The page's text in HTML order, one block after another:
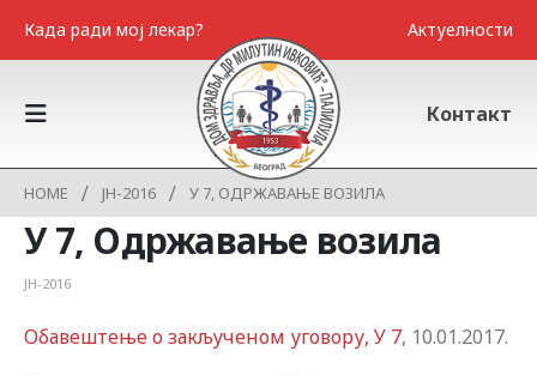
Када ради мој лекар? Актуелности
Контакт
HOME ЈН-2016 У 7, ОДРЖАВАЊЕ ВОЗИЛА
У 7, Одржавање возила
ЈН-2016
Oбавештење о закљученом уговору, У 7, 10.01.2017.